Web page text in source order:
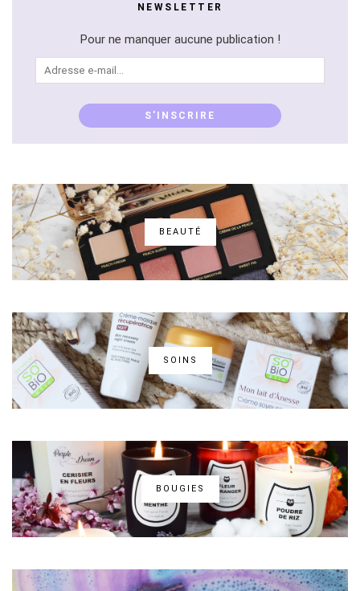
NEWSLETTER
Pour ne manquer aucune publication !
Adresse
e-
S'INSCRIRE
BEAUTÉ
SOINS
BOUGIES